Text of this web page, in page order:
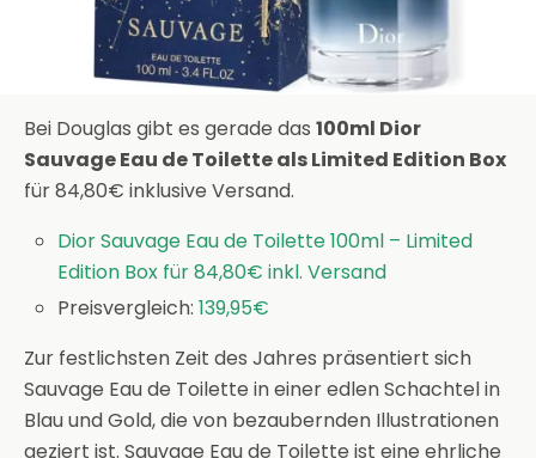
Bei Douglas gibt es gerade das 100ml Dior
Sauvage Eau de Toilette als Limited Edition Box
für 84,80€ inklusive Versand.
Dior Sauvage Eau de Toilette 100ml – Limited
Edition Box für 84,80€ inkl. Versand
Preisvergleich:139,95€
Zur festlichsten Zeit des Jahres präsentiert sich
Sauvage Eau de Toilette in einer edlen Schachtel in
Blau und Gold, die von bezaubernden Illustrationen
geziert ist. Sauvage Eau de Toilette ist eine ehrliche